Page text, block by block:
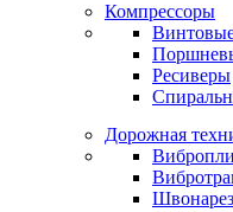
Компрессоры
Ресиверы
Дорожная